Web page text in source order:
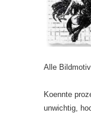
Alle
Koennte
unwichtig,